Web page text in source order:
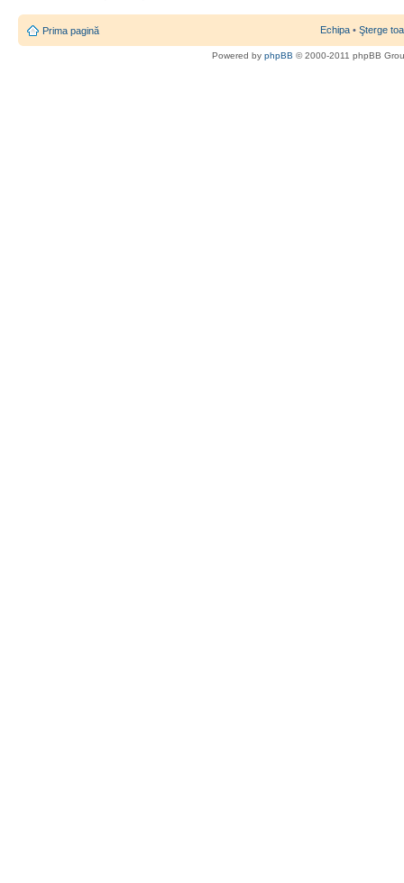
Prima pagină Echipa • Şterge
Powered by phpBB © 2000-2011 phpBB